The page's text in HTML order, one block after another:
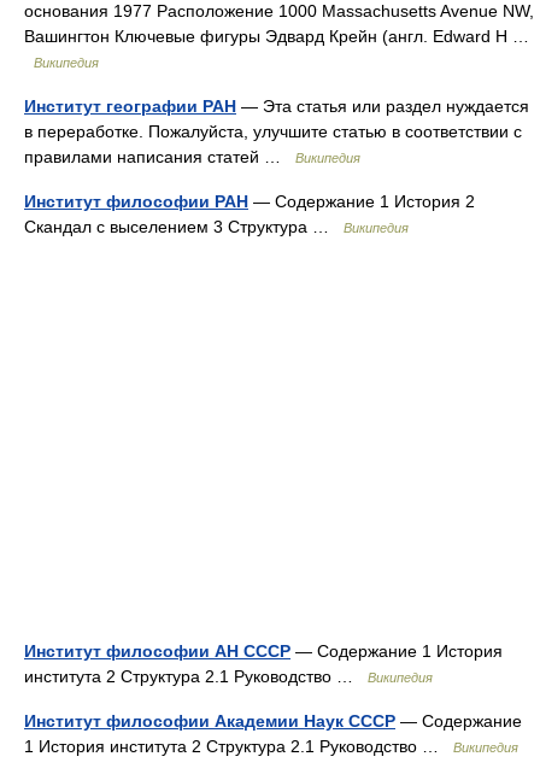
основания 1977 Расположение 1000 Massachusetts Avenue NW,
Вашингтон Ключевые фигуры Эдвард Крейн (англ. Edward H …
Википедия
Институт географии РАН — Эта статья или раздел нуждается
в переработке. Пожалуйста, улучшите статью в соответствии с
правилами написания статей …
Википедия
Институт философии РАН — Содержание 1 История 2
Скандал с выселением 3 Структура …
Википедия
Институт философии АН СССР — Содержание 1 История
института 2 Структура 2.1 Руководство …
Википедия
Институт философии Академии Наук СССР — Содержание
1 История института 2 Структура 2.1 Руководство …
Википедия